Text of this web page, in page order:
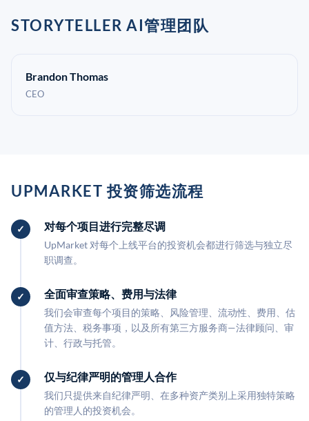
STORYTELLER AI管理团队
Brandon Thomas
CEO
UPMARKET 投资筛选流程
对每个项目进行完整尽调
UpMarket 对每个上线平台的投资机会都进行筛选与独立尽
职调查。
全面审查策略、费用与法律
我们会审查每个项目的策略、风险管理、流动性、费用、估
值方法、税务事项，以及所有第三方服务商—法律顾问、审
计、行政与托管。
仅与纪律严明的管理人合作
我们只提供来自纪律严明、在多种资产类别上采用独特策略
的管理人的投资机会。